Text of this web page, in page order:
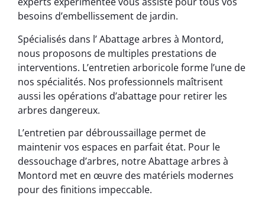
besoins d’embellissement de jardin.
Spécialisés dans l’ Abattage arbres à Montord,
nous proposons de multiples prestations de
interventions. L’entretien arboricole forme l’une de
nos spécialités. Nos professionnels maîtrisent
aussi les opérations d’abattage pour retirer les
arbres dangereux.
L’entretien par débroussaillage permet de
maintenir vos espaces en parfait état. Pour le
dessouchage d’arbres, notre Abattage arbres à
Montord met en œuvre des matériels modernes
pour des finitions impeccable.